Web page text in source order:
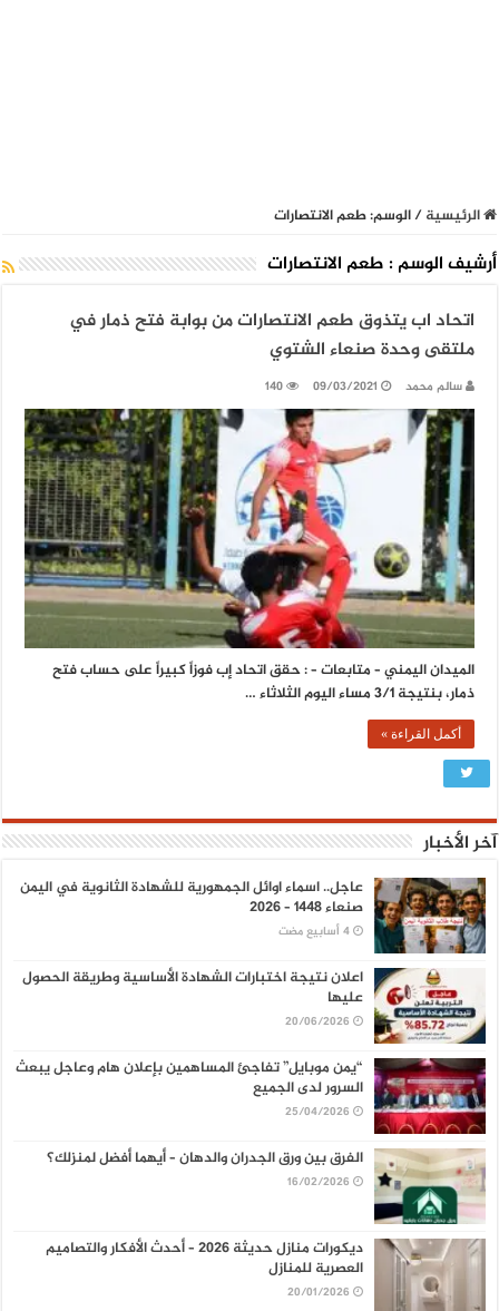
الرئيسية/الوسم:طعم الانتصارات
أرشيف الوسم : طعم الانتصارات
اتحاد اب يتذوق طعم الانتصارات من بوابة فتح ذمار في
ملتقى وحدة صنعاء الشتوي
سالم محمد 09/03/2021
140
الميدان اليمني – متابعات – : حقق اتحاد إب فوزاً كبيراً على حساب فتح
ذمار، بنتيجة 3/1 مساء اليوم الثلاثاء …
أكمل القراءة »
آخر الأخبار
عاجل.. اسماء اوائل الجمهورية للشهادة الثانوية في اليمن
صنعاء 1448 – 2026
اعلان نتيجة اختبارات الشهادة الأساسية وطريقة الحصول
عليها
20/06/2026
“يمن موبايل” تفاجئ المساهمين بإعلان هام وعاجل يبعث
السرور لدى الجميع
25/04/2026
الفرق بين ورق الجدران والدهان – أيهما أفضل لمنزلك؟
16/02/2026
ديكورات منازل حديثة 2026 – أحدث الأفكار والتصاميم
العصرية للمنازل
20/01/2026